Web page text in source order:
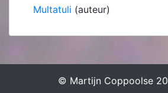
Multatuli (auteur)
© Martijn Coppoolse